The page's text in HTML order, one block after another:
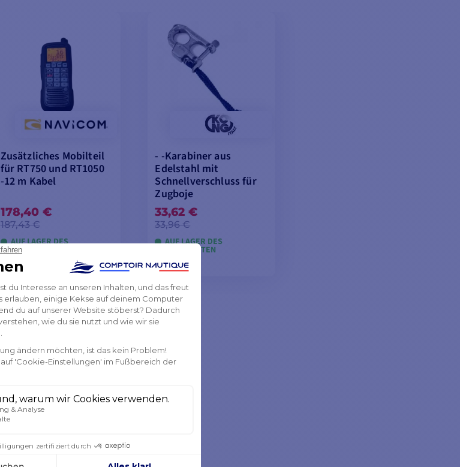
Zusätzliches Mobilteil
für RT750 und RT1050
-12 m Kabel
178,40 €
187,43 €
AUF LAGER DES
LIEFERANTEN
IN DEN WARENKORB
LEGEN
- -Karabiner aus
Edelstahl mit
Schnellverschluss für
Zugboje
33,62 €
33,96 €
AUF LAGER DES
LIEFERANTEN
IN DEN WARENKORB